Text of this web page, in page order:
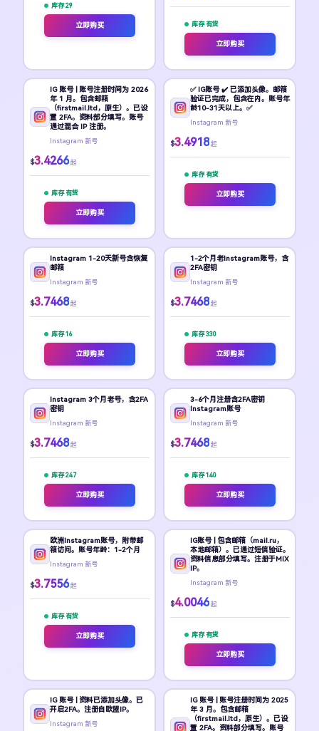
库存 29
立即购买 库存 有货
立即购买
IG 账号 | 账号注册时间为 2026
年 1 月。包含邮箱
（firstmail.ltd，原生）。已设
置 2FA。资料部分填写。账号
通过混合 IP 注册。
Instagram 新号
$3.4266 起
库存 有货
立即购买
✅ IG账号 ✔️ 已添加头像。邮箱
验证已完成，包含在内。账号年
龄10-31天以上。✅
Instagram 新号
$3.4918 起
库存 有货
立即购买
Instagram 1-20天新号含恢复
邮箱
Instagram 新号
$3.7468 起
库存 16
立即购买
1-2个月老Instagram账号，含
2FA密钥
Instagram 新号
$3.7468 起
库存 330
立即购买
Instagram 3个月老号，含2FA
密钥
Instagram 新号
$3.7468 起
库存 247
立即购买
3-6个月注册含2FA密钥
Instagram账号
Instagram 新号
$3.7468 起
库存 140
立即购买
欧洲Instagram账号，附带邮
箱访问。账号年龄：1-2个月
Instagram 新号
$3.7556 起
库存 有货
立即购买
IG账号 | 包含邮箱（mail.ru，
本地邮箱）。已通过短信验证。
资料信息部分填写。注册于MIX
IP。
Instagram 新号
$4.0046 起
库存 有货
立即购买
IG 账号 | 资料已添加头像。已
开启2FA。注册自欧盟IP。
Instagram 新号
IG 账号 | 账号注册时间为 2025
年 3 月。包含邮箱
（firstmail.ltd，原生）。已设
置 2FA。资料部分填写。账号